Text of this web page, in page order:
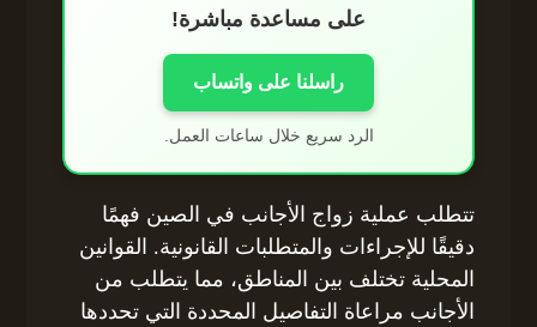
على مساعدة مباشرة!
راسلنا على واتساب
الرد سريع خلال ساعات العمل.
تتطلب عملية زواج الأجانب في الصين فهمًا
دقيقًا للإجراءات والمتطلبات القانونية. القوانين
المحلية تختلف بين المناطق، مما يتطلب من
الأجانب مراعاة التفاصيل المحددة التي تحددها